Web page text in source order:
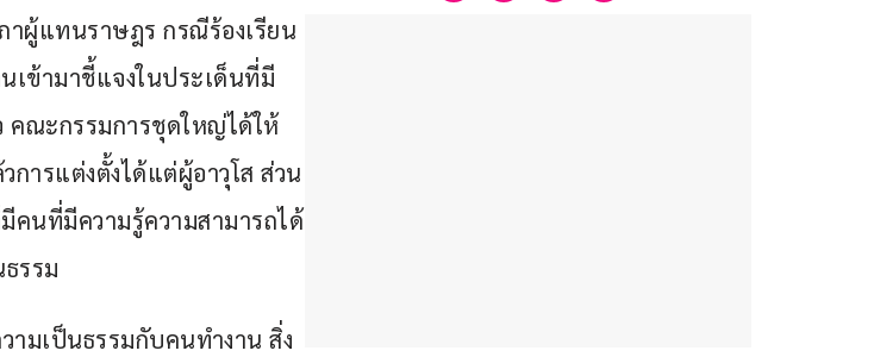
าผู้แทนราษฎร กรณีร้องเรียน
เข้ามาชี้แจงในประเด็นที่มี
คณะกรรมการชุดใหญ่ได้ให้
ารแต่งตั้งได้แต่ผู้อาวุโส ส่วน
คนที่มีความรู้ความสามารถได้
รรม
ามเป็นธรรมกับคนทำงาน สิ่ง